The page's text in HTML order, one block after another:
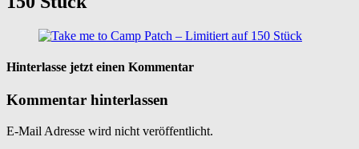
Hinterlasse jetzt einen Kommentar
Kommentar hinterlassen
E-Mail Adresse wird nicht veröffentlicht.